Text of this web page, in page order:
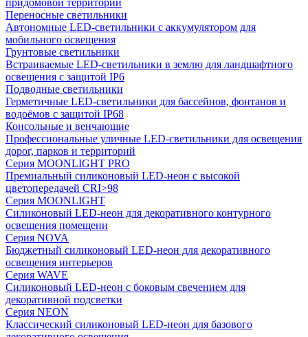
Переносные светильники
Автономные LED-светильники с аккумулятором для
мобильного освещения
Грунтовые светильники
Встраиваемые LED-светильники в землю для ландшафтного
освещения с защитой IP6
Подводные светильники
Герметичные LED-светильники для бассейнов, фонтанов и
водоёмов с защитой IP68
Консольные и венчающие
Профессиональные уличные LED-светильники для освещения
дорог, парков и территорий
Серия MOONLIGHT PRO
Премиальный силиконовый LED-неон с высокой
цветопередачей CRI>98
Серия MOONLIGHT
Силиконовый LED-неон для декоративного контурного
освещения помещени
Серия NOVA
Бюджетный силиконовый LED-неон для декоративного
освещения интерьеров
Серия WAVE
Силиконовый LED-неон с боковым свечением для
декоративной подсветки
Серия NEON
Классический силиконовый LED-неон для базового